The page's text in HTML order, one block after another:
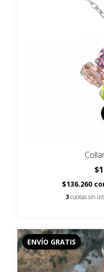
$136.260
3 cuotas sin
ENVÍO GRATIS